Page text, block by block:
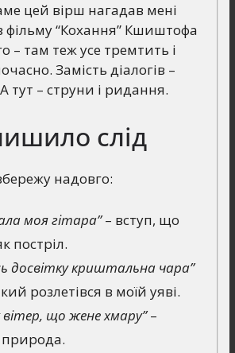
цей вірш нагадав мені
фільму “Кохання” Кшиштофа
– там теж усе тремтить і
Замість діалогів –
А тут – струни і ридання.
слід
надовго:
моя гітара”– вступ, що
постріл.
досвітку криштальна чара”
розлетівся в моїй уяві.
вітер, що жене хмару”–
природа.